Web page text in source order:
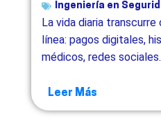
Ingeniería en
La vida diaria transcurre
línea: pagos digitales,
médicos, redes
Leer Más